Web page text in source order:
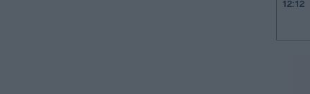
12:12